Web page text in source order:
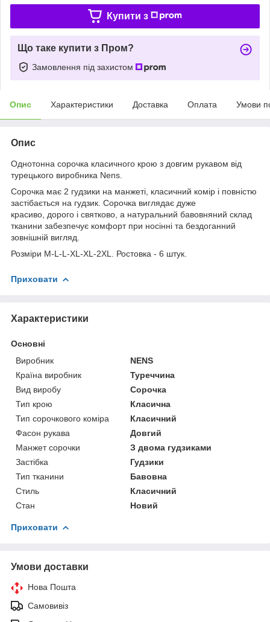
Купити з
Що таке купити з Пром?
Замовлення під захистом
Опис Характеристики Доставка Оплата Умови
Опис
Однотонна сорочка класичного крою з довгим рукавом від
турецького виробника Nens.
Сорочка має 2 гудзики на манжеті, класичний комір і повністю
застібається на гудзик. Сорочка виглядає дуже
красиво, дорого і святково, а натуральний бавовняний склад
тканини забезпечує комфорт при носінні та бездоганний
зовнішній вигляд.
Розміри М-L-L-XL-XL-2XL. Ростовка - 6 штук.
Приховати
Характеристики
Основні
Виробник
NENS
Країна виробник
Туреччина
Вид виробу
Сорочка
Тип крою
Класична
Тип сорочкового коміра
Класичний
Фасон рукава
Довгий
Манжет сорочки
З двома гудзиками
Застібка
Гудзики
Тип тканини
Бавовна
Стиль
Класичний
Стан
Новий
Приховати
Умови доставки
Нова Пошта
Самовивіз